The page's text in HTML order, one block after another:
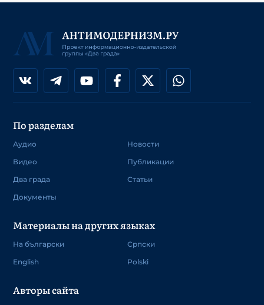
По разделам
Аудио
Видео
Два града
Документы
Новости
Публикации
Статьи
Материалы на других языках
На български
English
Српски
Polski
Авторы сайта